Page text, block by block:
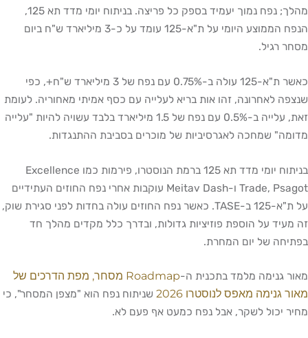
מהלך; נפח נמוך יעמיד בספק כל פריצה. בניתוח יומי מדד תא 125,
הנפח הממוצע היומי על ת"א-125 עומד על כ-3 מיליארד ש"ח ביום
מסחר רגיל.
כאשר ת"א-125 עולה ב-0.75% עם נפח של 3 מיליארד ש"ח+, כפי
שנצפה לאחרונה, זהו אות בריא לעלייה עם כסף אמיתי מאחוריה. לעומת
זאת, עלייה ב-0.5% עם נפח של 1.5 מיליארד בלבד עשויה להיות "עלייה
מדומה" שמחכה לאגרסיביות של מוכרים בסביבת ההתנגדות.
בניתוח יומי מדד תא 125 ברמת הנוסטרו, פירמות כמו Excellence
Trade, Psagot ו-Meitav Dash עוקבות אחרי נפח החוזים העתידיים
על ת"א-125 ב-TASE. כאשר נפח החוזים עולה בחדות לפני סגירת שוק,
זה מעיד על הוספת פוזיציות גדולות, ובדרך כלל מקדים מהלך חד
בפתיחה של יום המחרת.
מאור גנימה מלמד בתכנית ה-
Roadmap מסחר, מפת הדרכים של
מאור גנימה מאפס לנוסטרו 2026
שניתוח נפח הוא "מצפן המסחר", כי
מחיר יכול לשקר, אבל נפח כמעט אף פעם לא.